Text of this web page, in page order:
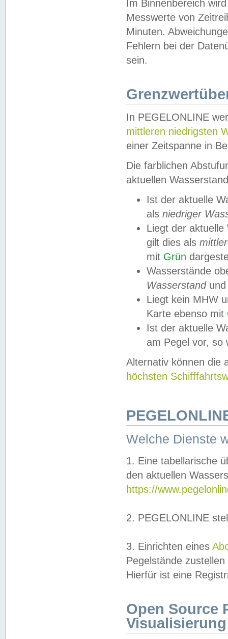
Im Binnenbereich
Messwerte von
Minuten.
Fehlern bei der
sein.
In PEGELONLINE
mittleren niedrigsten
einer Zeitspanne in
Die farblichen
aktuellen
Ist der aktuelle
als niedriger
Liegt der
gilt dies als
mit Grün
Wasserstände
Wasserstandund
Liegt kein MHW
Karte ebenso mit
Ist der aktuelle
am Pegel vor,
Alternativ können die
höchsten
Welche Dienste
1. Eine tabellarische
den aktuellen
https://
2. PEGELONLINE
3. Einrichten eines
Pegelstände
Hierfür ist eine
Open Source
Visualisierung